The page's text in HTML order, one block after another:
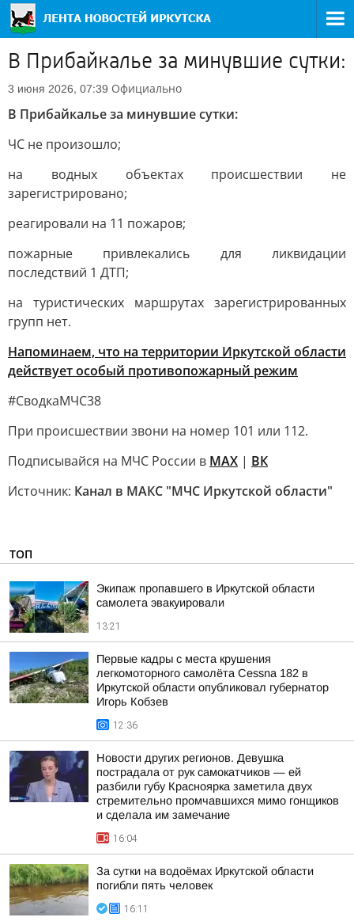
В Прибайкалье за минувшие сутки:
3 июня 2026, 07:39 Официально
В Прибайкалье за минувшие сутки:
ЧС не произошло;
на водных объектах происшествии не
зарегистрировано;
реагировали на 11 пожаров;
пожарные привлекались для ликвидации
последствий 1 ДТП;
на туристических маршрутах зарегистрированных
групп нет.
Напоминаем, что на территории Иркутской области
действует особый противопожарный режим
#СводкаМЧС38
При происшествии звони на номер 101 или 112.
Подписывайся на МЧС России в MAX | ВК
Источник: Канал в МАКС "МЧС Иркутской области"
ТОП
Экипаж пропавшего в Иркутской области
самолета эвакуировали
13:21
Первые кадры с места крушения
легкомоторного самолёта Cessna 182 в
Иркутской области опубликовал губернатор
Игорь Кобзев
12:36
Новости других регионов. Девушка
пострадала от рук самокатчиков — ей
разбили губу Красноярка заметила двух
стремительно промчавшихся мимо гонщиков
и сделала им замечание
16:04
За сутки на водоёмах Иркутской области
погибли пять человек
16:11